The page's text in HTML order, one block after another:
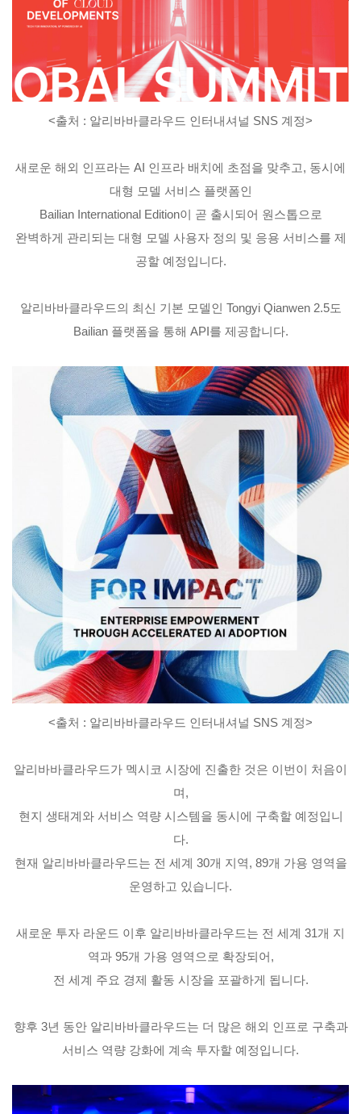
<출처 : 알리바바클라우드 인터내셔널 SNS 계정>
새로운 해외 인프라는 AI 인프라 배치에 초점을 맞추고, 동시에
대형 모델 서비스 플랫폼인
Bailian International Edition이 곧 출시되어 원스톱으로
완벽하게 관리되는 대형 모델 사용자 정의 및 응용 서비스를 제
공할 예정입니다.
알리바바클라우드의 최신 기본 모델인 Tongyi Qianwen 2.5도
Bailian 플랫폼을 통해 API를 제공합니다.
<출처 : 알리바바클라우드 인터내셔널 SNS 계정>
알리바바클라우드가 멕시코 시장에 진출한 것은 이번이 처음이
며,
현지 생태계와 서비스 역량 시스템을 동시에 구축할 예정입니
다.
현재 알리바바클라우드는 전 세계 30개 지역, 89개 가용 영역을
운영하고 있습니다.
새로운 투자 라운드 이후 알리바바클라우드는 전 세계 31개 지
역과 95개 가용 영역으로 확장되어,
전 세계 주요 경제 활동 시장을 포괄하게 됩니다.
향후 3년 동안 알리바바클라우드는 더 많은 해외 인프로 구축과
서비스 역량 강화에 계속 투자할 예정입니다.